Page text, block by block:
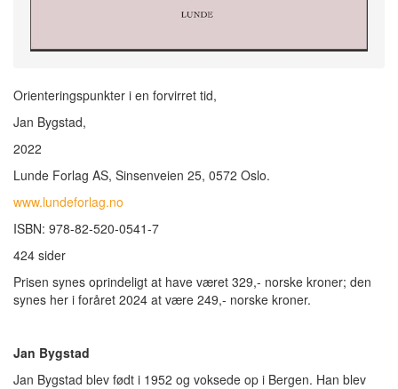
Orienteringspunkter i en forvirret tid,
Jan Bygstad,
2022
Lunde Forlag AS, Sinsenveien 25, 0572 Oslo.
www.lundeforlag.no
ISBN: 978-82-520-0541-7
424 sider
Prisen synes oprindeligt at have været 329,- norske kroner; den
synes her i foråret 2024 at være 249,- norske kroner.
Jan Bygstad
Jan Bygstad blev født i 1952 og voksede op i Bergen. Han blev